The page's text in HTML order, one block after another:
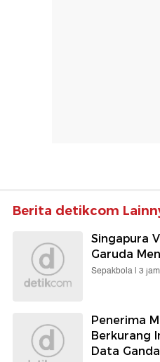
Berita detikcom
Singapura
Garuda
Sepakbola | 3
Penerima
Berkurang
Data Ganda